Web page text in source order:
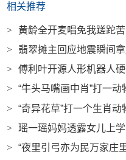
相关推荐
>
黄龄全开麦唱免我蹉跎苦
>
翡翠摊主回应地震瞬间
>
傅利叶开源人形机器人硬件本体，
>
“牛头马嘴画中肖”打一动
>
“奇异花草”打一个生肖动
>
瑶一瑶妈妈透露女儿上
>
“夜里引弓亦为民万家庄